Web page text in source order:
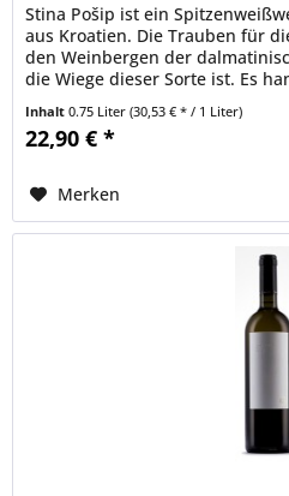
Stina Pošip ist ein
aus Kroatien. Die Trauben für
den Weinbergen der
die Wiege dieser Sorte ist. Es
Inhalt0.75 Liter(30,53 € * / 1 Liter)
22,90 € *
Merken